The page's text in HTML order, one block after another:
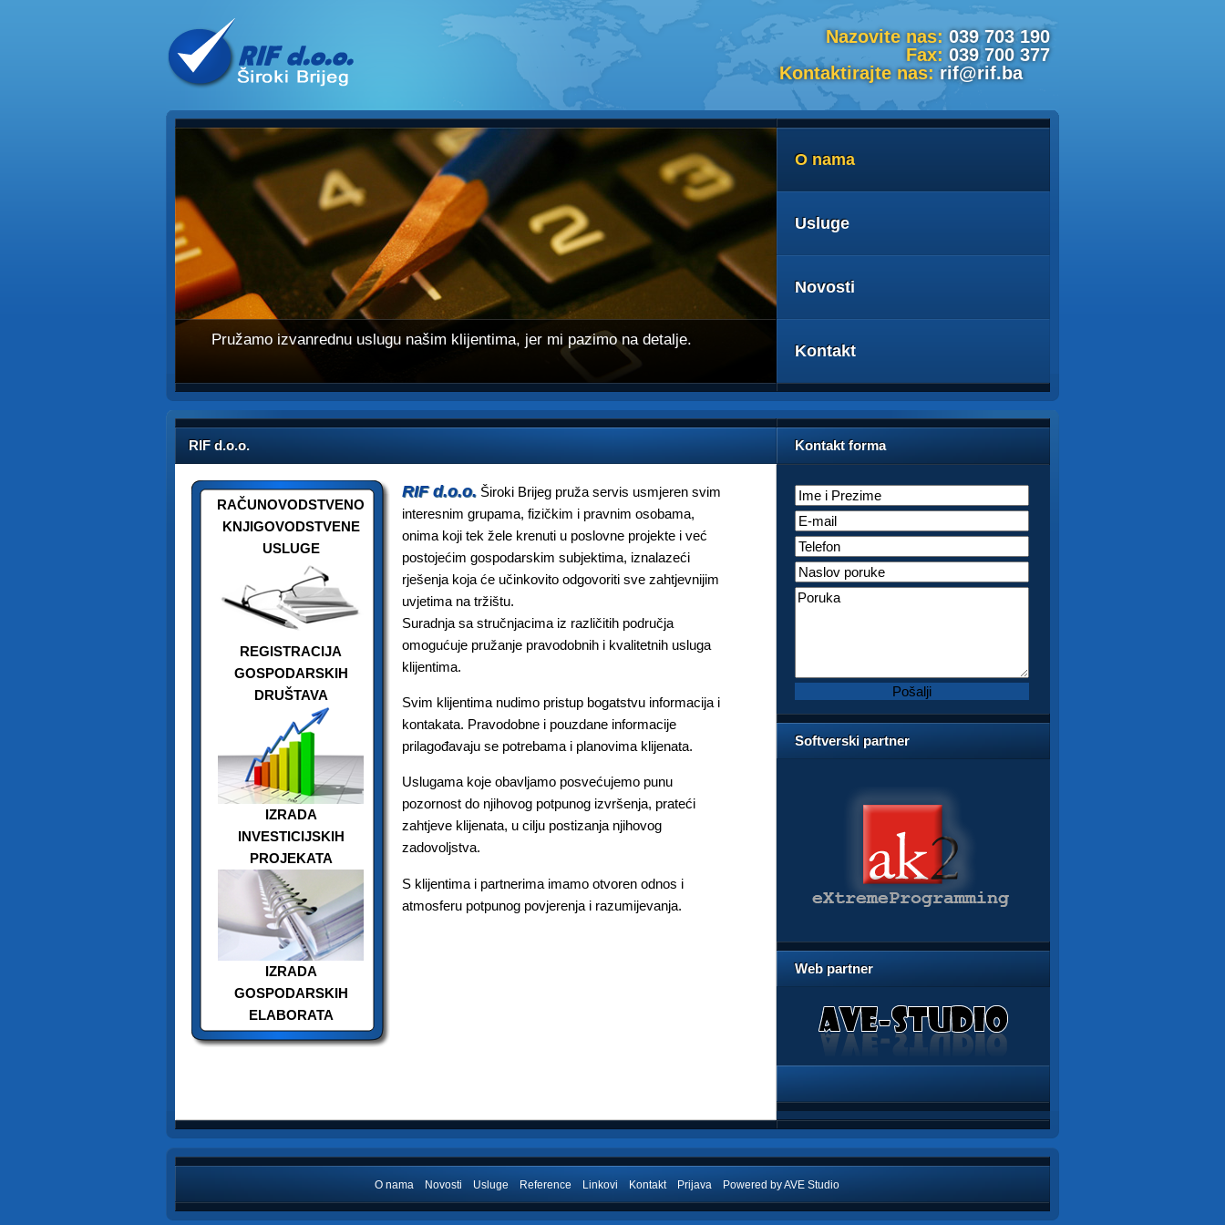
Nazovite nas: 039 703 190
Fax: 039 700 377
Kontaktirajte nas: rif@rif.ba
O nama
Usluge
Novosti
Kontakt
Pružamo izvanrednu uslugu našim klijentima, jer mi pazimo na detalje.
RIF d.o.o.
RAČUNOVODSTVENO
KNJIGOVODSTVENE
USLUGE
REGISTRACIJA
GOSPODARSKIH
DRUŠTAVA
IZRADA
INVESTICIJSKIH
PROJEKATA
IZRADA
GOSPODARSKIH
ELABORATA
RIF d.o.o. Široki Brijeg pruža servis usmjeren svim
interesnim grupama, fizičkim i pravnim osobama,
onima koji tek žele krenuti u poslovne projekte i već
postojećim gospodarskim subjektima, iznalazeći
rješenja koja će učinkovito odgovoriti sve zahtjevnijim
uvjetima na tržištu.
Suradnja sa stručnjacima iz različitih područja
omogućuje pružanje pravodobnih i kvalitetnih usluga
klijentima.
Svim klijentima nudimo pristup bogatstvu informacija i
kontakata. Pravodobne i pouzdane informacije
prilagođavaju se potrebama i planovima klijenata.
Uslugama koje obavljamo posvećujemo punu
pozornost do njihovog potpunog izvršenja, prateći
zahtjeve klijenata, u cilju postizanja njihovog
zadovoljstva.
S klijentima i partnerima imamo otvoren odnos i
atmosferu potpunog povjerenja i razumijevanja.
Kontakt forma
Softverski partner
Web partner
O nama Novosti Usluge Reference Linkovi Kontakt Prijava Powered byAVE Studio